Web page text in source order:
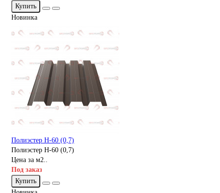
Купить
Новинка
Полиэстер Н-60 (0,7)
Полиэстер Н-60 (0,7)
Цена за м2..
Под заказ
Купить